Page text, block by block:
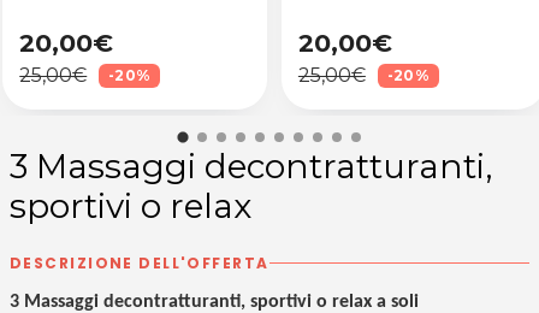
20,00€
25,00€ -20%
20,00€
25,00€ -20%
3 Massaggi decontratturanti,
sportivi o relax
DESCRIZIONE DELL'OFFERTA
3 Massaggi decontratturanti, sportivi o relax a soli